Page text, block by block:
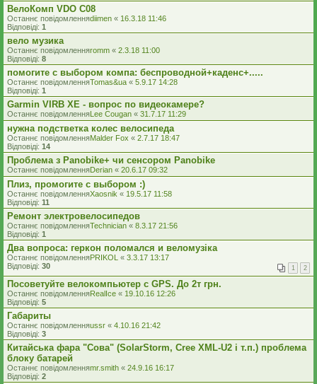
ВелоКомп VDO С08
Останнє повідомленняdiimen « 16.3.18 11:46
Відповіді: 1
вело музика
Останнє повідомленняromm « 2.3.18 11:00
Відповіді: 8
помогите с выбором компа: беспроводной+каденс+.....
Останнє повідомленняTomas&ua « 5.9.17 14:28
Відповіді: 1
Garmin VIRB XE - вопрос по видеокамере?
Останнє повідомленняLee Cougan « 31.7.17 11:29
нужна подстветка колес велосипеда
Останнє повідомленняMalder Fox « 2.7.17 18:47
Відповіді: 14
Проблема з Panobike+ чи сенсором Panobike
Останнє повідомленняDerian « 20.6.17 09:32
Плиз, промогите с выбором :)
Останнє повідомленняXaosnik « 19.5.17 11:58
Відповіді: 11
Ремонт электровелосипедов
Останнє повідомленняTechnician « 8.3.17 21:56
Відповіді: 1
Два вопроса: геркон поломался и веломузіка
Останнє повідомленняPRIKOL « 3.3.17 13:17
Відповіді: 30 1 2
Посоветуйте велокомпьютер с GPS. До 2т грн.
Останнє повідомленняRealIce « 19.10.16 12:26
Відповіді: 5
Габариты
Останнє повідомленняussr « 4.10.16 21:42
Відповіді: 3
Китайська фара "Сова" (SolarStorm, Cree XML-U2 і т.п.) проблема
блоку батарей
Останнє повідомленняmr.smith « 24.9.16 16:17
Відповіді: 2